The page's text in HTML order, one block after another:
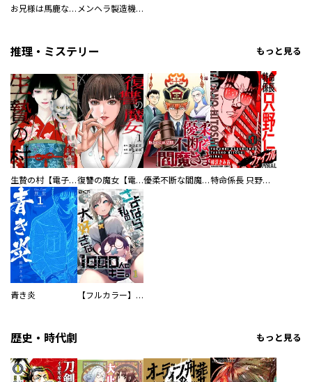
お兄様は馬鹿なんですか？～地味王女は婚約破棄に巻き込まれる～ メンヘラ製造機の公爵令息（過保護）が溺愛してきます
推理・ミステリー もっと見る
生贄の村【電子単行本版】 復讐の魔女【電子単行本版】 優柔不断な閻魔さま 特命係長 只野仁ファイナル 愛蔵版
青き炎 【フルカラー】さよなら、私の大好きな１０００人のキミ。
歴史・時代劇 もっと見る